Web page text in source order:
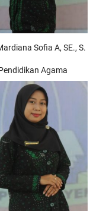
Sofia A, SE., S.
Agama